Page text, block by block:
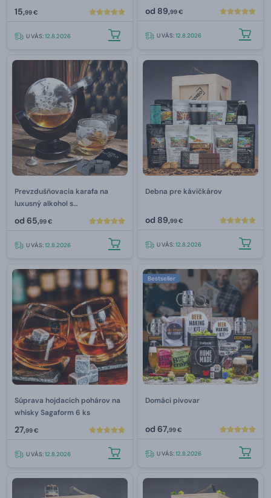
15,99 €
U VÁS:12.8.2026
od 89,99 €
U VÁS:12.8.2026
Prevzdušňovacia karafa na
luxusný alkohol s
príslušenstvom 850 ml
od 65,99 €
U VÁS:12.8.2026
Debna pre kávičkárov
od 89,99 €
U VÁS:12.8.2026
Súprava hojdacích pohárov na
whisky Sagaform 6 ks
27,99 €
U VÁS:12.8.2026
Bestseller
Domáci pivovar
od 67,99 €
U VÁS:12.8.2026